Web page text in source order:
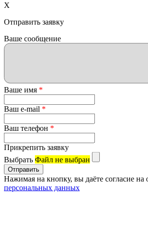
X
Отправить заявку
Ваше сообщение
Ваше имя *
Ваш e-mail *
Ваш телефон *
Прикрепить заявку
Выбрать Файл не выбран
Нажимая на кнопку, вы даёте согласие на
персональных данных